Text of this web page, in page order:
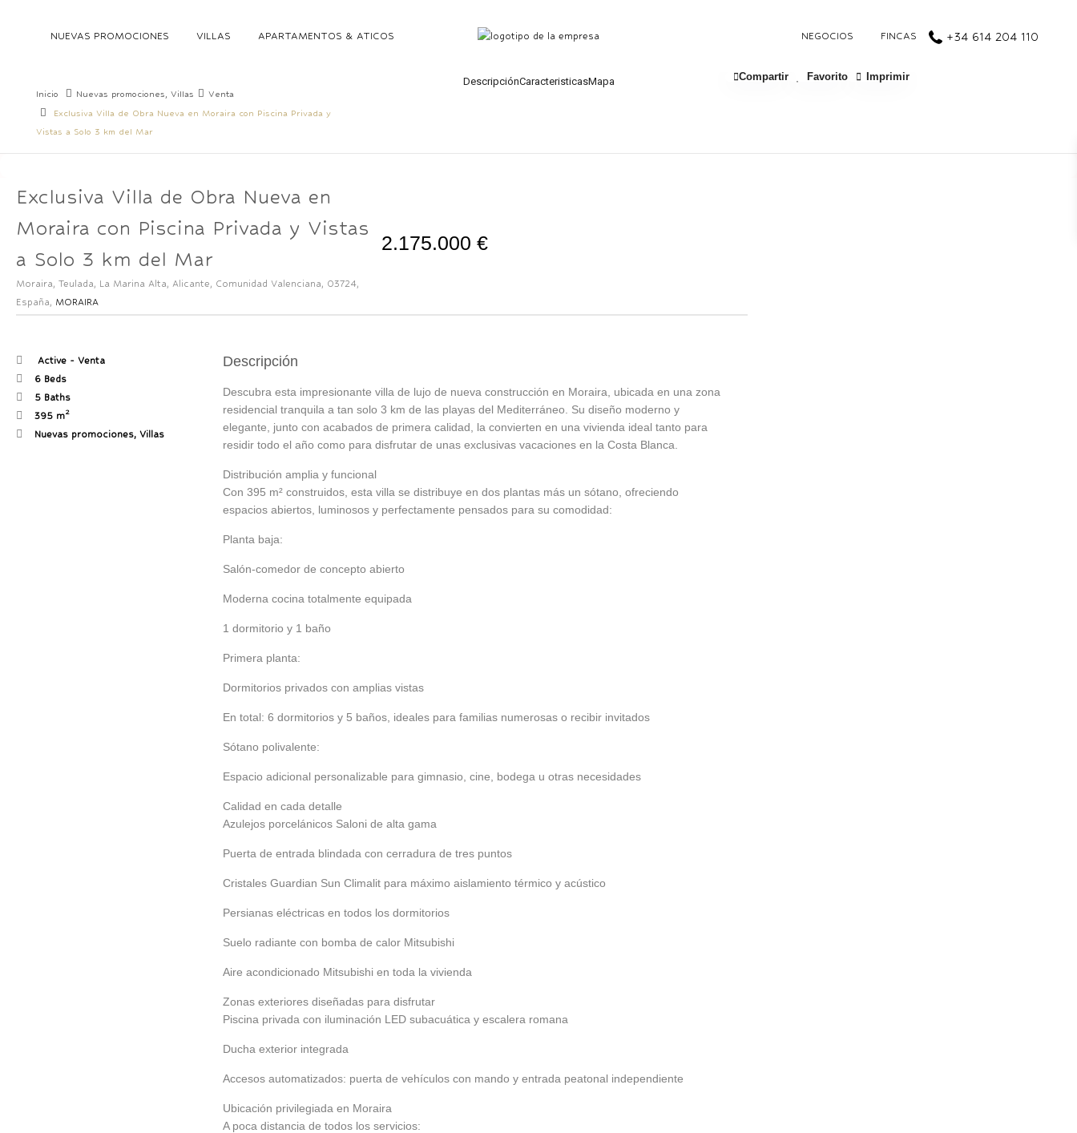
NUEVAS PROMOCIONES VILLAS APARTAMENTOS & ATICOS NEGOCIOS FINCAS +34 614 204 110
Inicio Nuevas promociones Villas
Venta
Exclusiva Villa de Obra Nueva en Moraira con Piscina Privada y
Vistas a Solo 3 km del Mar
DescripciónCaracteristicasMapa Compartir Favorito Imprimir
Exclusiva Villa de Obra Nueva en
Moraira con Piscina Privada y Vistas
a Solo 3 km del Mar
Moraira, Teulada, La Marina Alta, Alicante, Comunidad Valenciana, 03724,
España, MORAIRA
2.175.000 €
Active - Venta
6 Beds
5 Baths
395 m2
Nuevas promociones, Villas
Descripción
Descubra esta impresionante villa de lujo de nueva construcción en Moraira, ubicada en una zona
residencial tranquila a tan solo 3 km de las playas del Mediterráneo. Su diseño moderno y
elegante, junto con acabados de primera calidad, la convierten en una vivienda ideal tanto para
residir todo el año como para disfrutar de unas exclusivas vacaciones en la Costa Blanca.
Distribución amplia y funcional
Con 395 m² construidos, esta villa se distribuye en dos plantas más un sótano, ofreciendo
espacios abiertos, luminosos y perfectamente pensados para su comodidad:
Planta baja:
Salón-comedor de concepto abierto
Moderna cocina totalmente equipada
1 dormitorio y 1 baño
Primera planta:
Dormitorios privados con amplias vistas
En total: 6 dormitorios y 5 baños, ideales para familias numerosas o recibir invitados
Sótano polivalente:
Espacio adicional personalizable para gimnasio, cine, bodega u otras necesidades
Calidad en cada detalle
Azulejos porcelánicos Saloni de alta gama
Puerta de entrada blindada con cerradura de tres puntos
Cristales Guardian Sun Climalit para máximo aislamiento térmico y acústico
Persianas eléctricas en todos los dormitorios
Suelo radiante con bomba de calor Mitsubishi
Aire acondicionado Mitsubishi en toda la vivienda
Zonas exteriores diseñadas para disfrutar
Piscina privada con iluminación LED subacuática y escalera romana
Ducha exterior integrada
Accesos automatizados: puerta de vehículos con mando y entrada peatonal independiente
Ubicación privilegiada en Moraira
A poca distancia de todos los servicios: